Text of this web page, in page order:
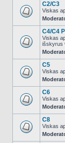
C2/C3
Viskas
C4/C4
Viskas
išskyrus
C5
Viskas
C6
Viskas
C8
Viskas